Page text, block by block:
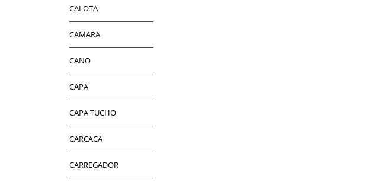
CALOTA
CAMARA
CANO
CAPA
CAPA TUCHO
CARCACA
CARREGADOR